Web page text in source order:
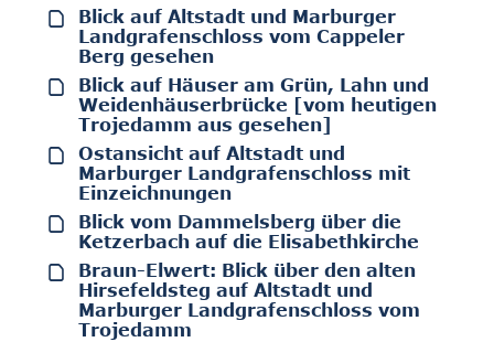
Blick auf Altstadt und Marburger
Landgrafenschloss vom Cappeler
Berg gesehen
Blick auf Häuser am Grün, Lahn und
Weidenhäuserbrücke [vom heutigen
Trojedamm aus gesehen]
Ostansicht auf Altstadt und
Marburger Landgrafenschloss mit
Einzeichnungen
Blick vom Dammelsberg über die
Ketzerbach auf die Elisabethkirche
Braun-Elwert: Blick über den alten
Hirsefeldsteg auf Altstadt und
Marburger Landgrafenschloss vom
Trojedamm